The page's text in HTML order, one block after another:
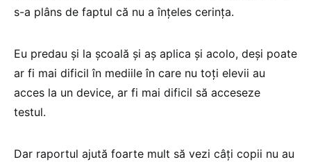
s-a plâns de faptul că nu a înțeles cerința.
Eu predau și la școală și aș aplica și acolo, deși poate
ar fi mai dificil în mediile în care nu toți elevii au
acces la un device, ar fi mai dificil să acceseze
testul.
Dar raportul ajută foarte mult să vezi câți copii nu au